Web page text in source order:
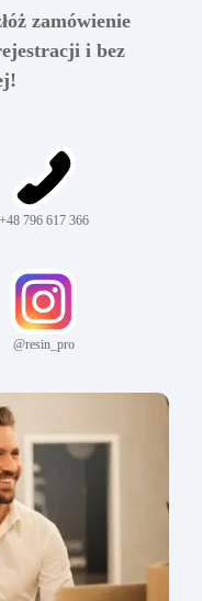
zamówienie
i bez
+48 796 617 366
@resin_pro